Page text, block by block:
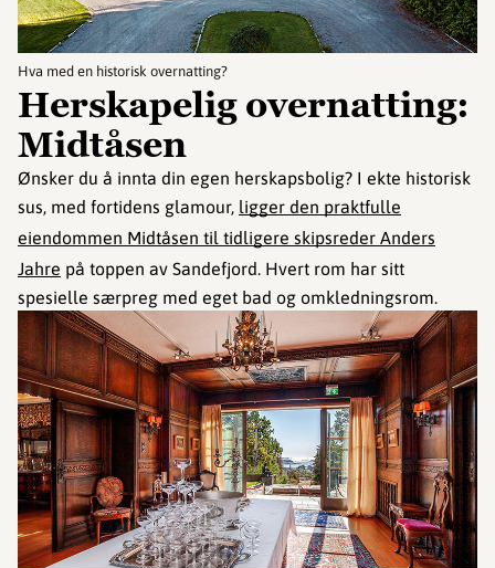
Hva med en historisk overnatting?
Herskapelig overnatting:
Midtåsen
Ønsker du å innta din egen herskapsbolig? I ekte historisk
sus, med fortidens glamour, ligger den praktfulle
eiendommen Midtåsen til tidligere skipsreder Anders
Jahre på toppen av Sandefjord. Hvert rom har sitt
spesielle særpreg med eget bad og omkledningsrom.